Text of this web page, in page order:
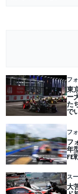
フ
東
ー
た
で
フ
フ
年
FE
ス
大